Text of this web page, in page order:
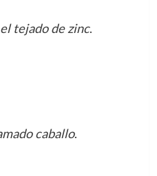
tejado de zinc.
caballo.